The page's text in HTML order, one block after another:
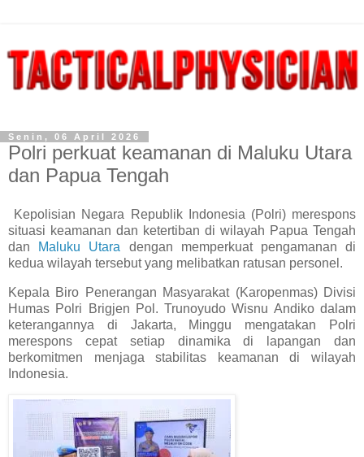
Senin, 06 April 2026
Polri perkuat keamanan di Maluku Utara
dan Papua Tengah
Kepolisian Negara Republik Indonesia (Polri) merespons
situasi keamanan dan ketertiban di wilayah Papua Tengah
dan
Maluku Utara dengan memperkuat pengamanan di
kedua wilayah tersebut yang melibatkan ratusan personel.
Kepala Biro Penerangan Masyarakat (Karopenmas) Divisi
Humas Polri Brigjen Pol. Trunoyudo Wisnu Andiko dalam
keterangannya di Jakarta, Minggu mengatakan Polri
merespons cepat setiap dinamika di lapangan dan
berkomitmen menjaga stabilitas keamanan di wilayah
Indonesia.